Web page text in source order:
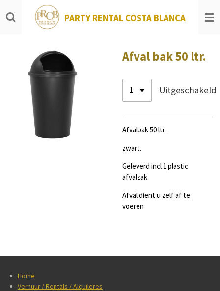
direct
hoofdinhoud
PARTY RENTAL COSTA BLANCA
Afval bak 50 ltr.
Uitgeschakeld
Afvalbak 50 ltr.
zwart.
Geleverd incl 1 plastic
afvalzak.
Afval dient u zelf af te
voeren
Home
Verhuur / Rentals / Alquileres